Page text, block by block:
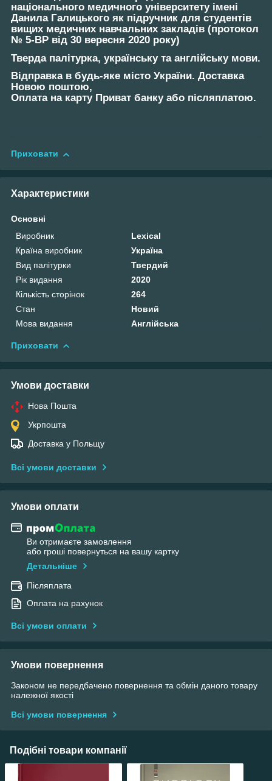
національного медичного університету імені
Данила Галицького як підручник для студентів
вищих медичних навчальних закладів (протокол
№ 5-ВР від 30 вересня 2020 року)
Тверда палітурка, українську та англійську мови.
Відправка в будь-яке місто України. Доставка
Новою поштою,
Оплата на карту Приват банку або післяплатою.
Приховати
Характеристики
Основні
Виробник
Lexical
Країна виробник
Україна
Вид палітурки
Твердий
Рік видання
2020
Кількість сторінок
264
Стан
Новий
Мова видання
Англійська
Приховати
Умови доставки
Нова Пошта
Укрпошта
Доставка у Польщу
Всі умови доставки
Умови оплати
Ви отримаєте замовлення
або гроші повернуться на вашу картку
Детальніше
Післяплата
Оплата на рахунок
Всі умови оплати
Умови повернення
Законом не передбачено повернення та обмін даного товару
належної якості
Всі умови повернення
Подібні товари компанії